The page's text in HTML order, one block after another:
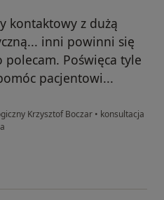
kontaktowy z dużą
inni powinni się
polecam. Poświęca tyle
pacjentowi...
Krzysztof Boczar • konsultacja